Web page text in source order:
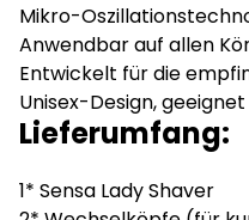
Mikro-
Anwendbar auf allen
Entwickelt für die
Unisex-Design,
Lieferumfang:
1* Sensa Lady Shaver